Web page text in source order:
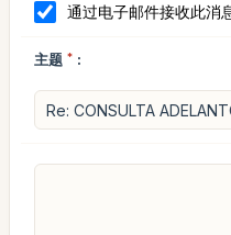
通过电子邮件接收此消
主题 * :